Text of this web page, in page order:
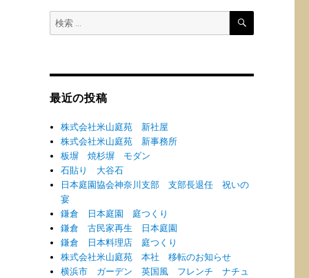
検
索:
検
最近の投稿
株式会社米山庭苑 新社屋
株式会社米山庭苑 新事務所
板塀 焼杉塀 モダン
石貼り 大谷石
日本庭園協会神奈川支部 支部長退任 祝いの
宴
鎌倉 日本庭園 庭つくり
鎌倉 古民家再生 日本庭園
鎌倉 日本料理店 庭つくり
株式会社米山庭苑 本社 移転のお知らせ
横浜市 ガーデン 英国風 フレンチ ナチュ